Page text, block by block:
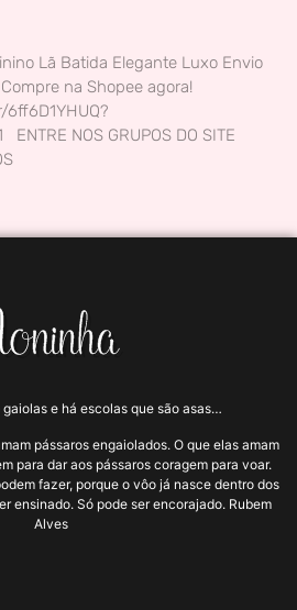
Lã Batida Elegante Luxo Envio
na Shopee agora!
NOS GRUPOS DO SITE
e há escolas que são asas…
pássaros engaiolados. O que elas amam
para dar aos pássaros coragem para voar.
fazer, porque o vôo já nasce dentro dos
ensinado. Só pode ser encorajado. Rubem
Alves